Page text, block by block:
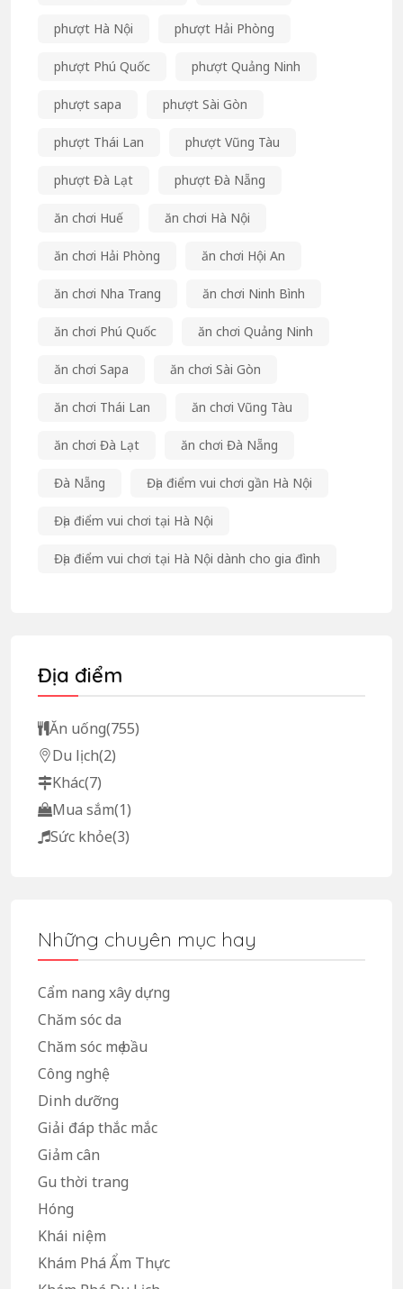
phượt Hà Nội phượt Hải Phòng
phượt Phú Quốc phượt Quảng Ninh
phượt sapa phượt Sài Gòn
phượt Thái Lan phượt Vũng Tàu
phượt Đà Lạt phượt Đà Nẵng
ăn chơi Huế ăn chơi Hà Nội
ăn chơi Hải Phòng ăn chơi Hội An
ăn chơi Nha Trang ăn chơi Ninh Bình
ăn chơi Phú Quốc ăn chơi Quảng Ninh
ăn chơi Sapa ăn chơi Sài Gòn
ăn chơi Thái Lan ăn chơi Vũng Tàu
ăn chơi Đà Lạt ăn chơi Đà Nẵng
Đà Nẵng Địa điểm vui chơi gần Hà Nội
Địa điểm vui chơi tại Hà Nội
Địa điểm vui chơi tại Hà Nội dành cho gia đình
Địa điểm
Ăn uống(755)
Du lịch(2)
Khác(7)
Mua sắm(1)
Sức khỏe(3)
Những chuyên mục hay
Cẩm nang xây dựng
Chăm sóc da
Chăm sóc mẹ bầu
Công nghệ
Dinh dưỡng
Giải đáp thắc mắc
Giảm cân
Gu thời trang
Hóng
Khái niệm
Khám Phá Ẩm Thực